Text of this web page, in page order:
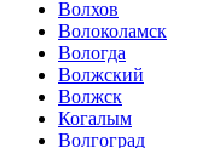
Волхов
Волоколамск
Вологда
Волжский
Волжск
Когалым
Волгоград